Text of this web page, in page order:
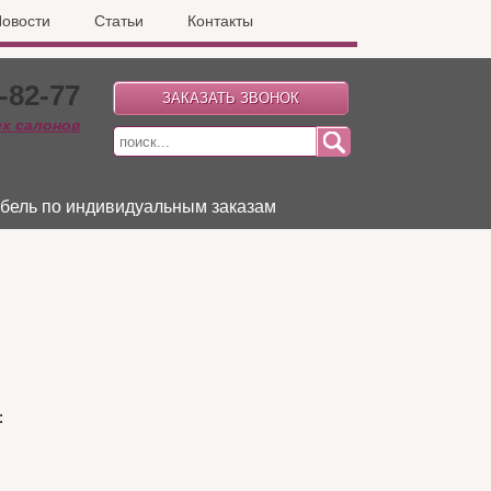
Статьи Контакты
82-77
салонов
по индивидуальным заказам